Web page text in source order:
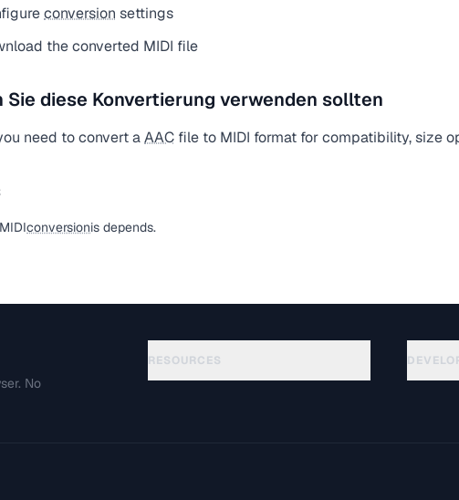
conversion settings
the converted MIDI file
Sie diese Konvertierung verwenden sollten
need to convert aAAC file to MIDI format for compatibility, size
conversionis depends.
No
RESOURCES